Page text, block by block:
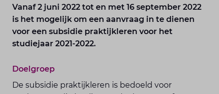
Vanaf 2 juni 2022 tot en met 16 september 2022
is het mogelijk om een aanvraag in te dienen
voor een subsidie praktijkleren voor het
studiejaar 2021-2022.
Doelgroep
De subsidie praktijkleren is bedoeld voor